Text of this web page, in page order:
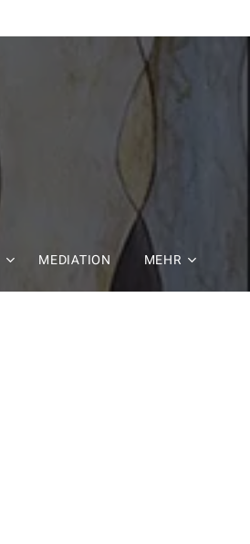
MEDIATION MEHR